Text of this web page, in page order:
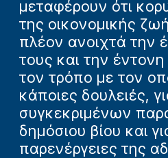
μεταφέρουν ότι
της οικονομικής
πλέον ανοιχτά την
τους και την έντονη
τον τρόπο με τον
κάποιες δουλειές,
συγκεκριμένων
δημόσιου βίου και
παρενέργειες της